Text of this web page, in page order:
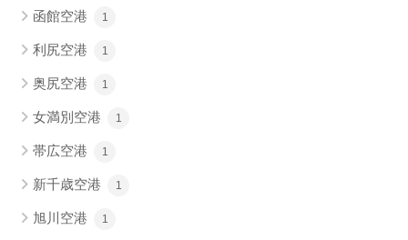
函館空港 1
利尻空港 1
奥尻空港 1
女満別空港 1
帯広空港 1
新千歳空港 1
旭川空港 1